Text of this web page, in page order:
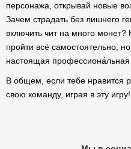
персонажа, открывай новые
Зачем страдать без лишнего
включить чит на много
пройти всё самостоятельно,
настоящая профессиона́льная
В общем, если тебе нравится
свою команду, играя в эту